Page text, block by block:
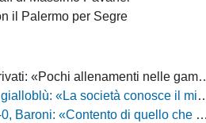
il Palermo per Segre
nelle gambe, era importante metterli in campo»
conosce il mio progetto, la mia garanzia è Sogliano»
che ho visto, la strada è questa e non torneremo indietro»